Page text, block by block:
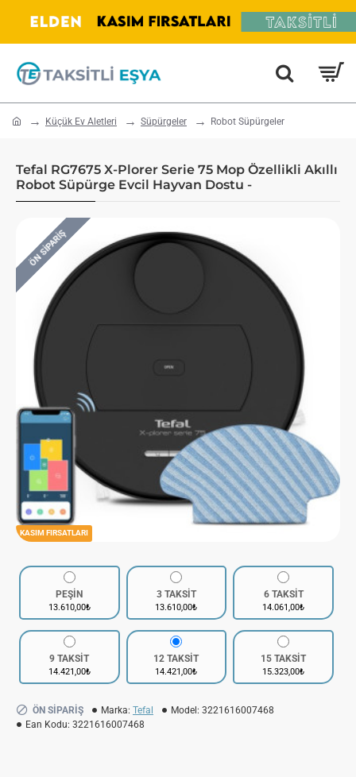
home Küçük Ev Aletleri Süpürgeler Robot Süpürgeler
Tefal RG7675 X-Plorer Serie 75 Mop Özellikli Akıllı
Robot Süpürge Evcil Hayvan Dostu -
KASIM FIRSATLARI
ÖN SIPARIŞ
PEŞİN
13.610,00₺
3 TAKSİT
13.610,00₺
6 TAKSİT
14.061,00₺
9 TAKSİT
14.421,00₺
12 TAKSİT
14.421,00₺
15 TAKSİT
15.323,00₺
ÖN SIPARIŞ Marka: Tefal Model: 3221616007468
Ean Kodu: 3221616007468